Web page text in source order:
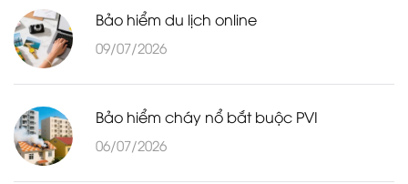
Bảo hiểm du lịch online
09/07/2026
Bảo hiểm cháy nổ bắt buộc PVI
06/07/2026